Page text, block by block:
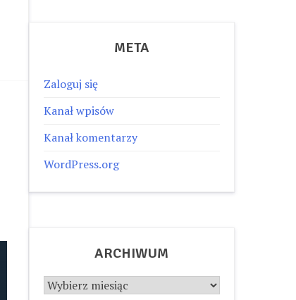
META
Zaloguj się
Kanał wpisów
Kanał komentarzy
WordPress.org
ARCHIWUM
Archiwum